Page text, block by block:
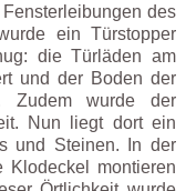
des
ein Türstopper
die Türläden am
und der Boden der
Zudem wurde der
Nun liegt dort ein
und Steinen. In der
Klodeckel montieren